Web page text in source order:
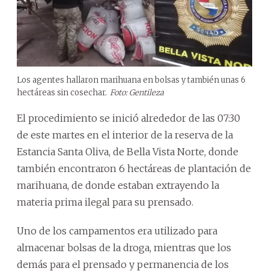
Los agentes hallaron marihuana en bolsas y también unas 6
hectáreas sin cosechar. Foto: Gentileza
El procedimiento se inició alrededor de las 07:30
de este martes en el interior de la reserva de la
Estancia Santa Oliva, de Bella Vista Norte, donde
también encontraron 6 hectáreas de plantación de
marihuana, de donde estaban extrayendo la
materia prima ilegal para su prensado.
Uno de los campamentos era utilizado para
almacenar bolsas de la droga, mientras que los
demás para el prensado y permanencia de los